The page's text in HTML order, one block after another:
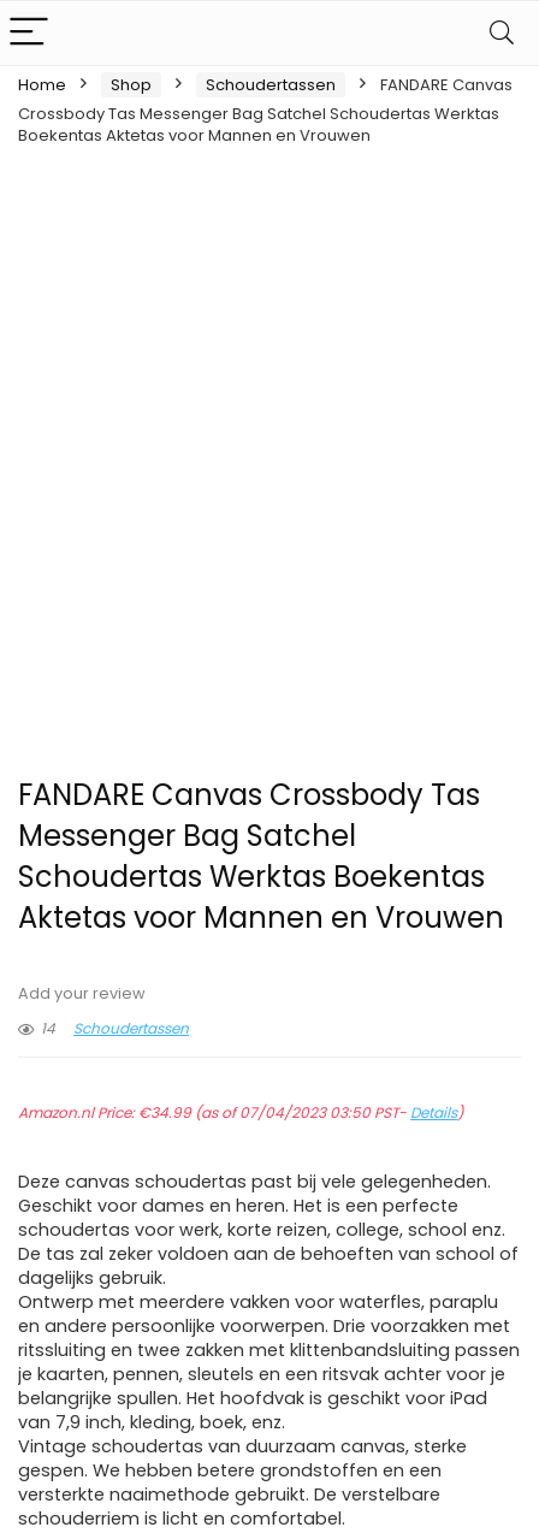
Home Shop Schoudertassen
FANDARE Canvas
Crossbody Tas Messenger Bag Satchel Schoudertas Werktas
Boekentas Aktetas voor Mannen en Vrouwen
FANDARE Canvas Crossbody Tas
Messenger Bag Satchel
Schoudertas Werktas Boekentas
Aktetas voor Mannen en Vrouwen
Add your review
14
Schoudertassen
Amazon.nl Price:€34.99(as of 07/04/2023 03:50 PST- Details)
Deze canvas schoudertas past bij vele gelegenheden.
Geschikt voor dames en heren. Het is een perfecte
schoudertas voor werk, korte reizen, college, school enz.
De tas zal zeker voldoen aan de behoeften van school of
dagelijks gebruik.
Ontwerp met meerdere vakken voor waterfles, paraplu
en andere persoonlijke voorwerpen. Drie voorzakken met
ritssluiting en twee zakken met klittenbandsluiting passen
je kaarten, pennen, sleutels en een ritsvak achter voor je
belangrijke spullen. Het hoofdvak is geschikt voor iPad
van 7,9 inch, kleding, boek, enz.
Vintage schoudertas van duurzaam canvas, sterke
gespen. We hebben betere grondstoffen en een
versterkte naaimethode gebruikt. De verstelbare
schouderriem is licht en comfortabel.